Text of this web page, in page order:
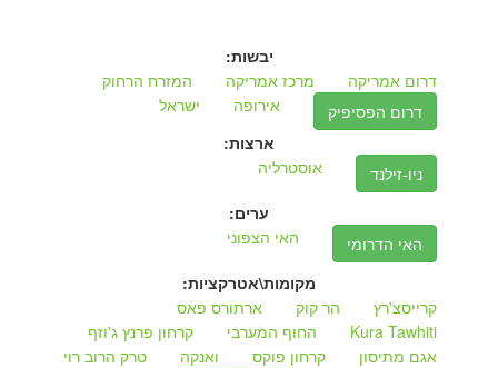
יבשות:
דרום אמריקה
מרכז אמריקה
המזרח הרחוק
דרום הפסיפיק
אירופה
ישראל
ארצות:
ניו-זילנד
אוסטרליה
ערים:
האי הדרומי
האי הצפוני
מקומות\אטרקציות:
קרייסצ'רץ
הר קוק
ארתורס פאס
Kura Tawhiti
החוף המערבי
קרחון פרנץ ג'וזף
אגם מתיסון
קרחון פוקס ואנקה
טרק הרוב רוי